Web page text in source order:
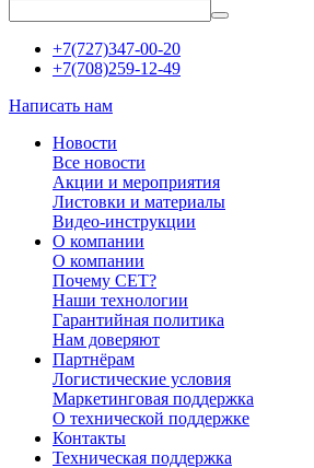
+7(727)347-00-20
+7(708)259-12-49
Написать нам
Новости
Все новости
Акции и мероприятия
Листовки и материалы
Видео-инструкции
О компании
О компании
Почему CET?
Наши технологии
Гарантийная политика
Нам доверяют
Партнёрам
Логистические условия
Маркетинговая поддержка
О технической поддержке
Контакты
Техническая поддержка